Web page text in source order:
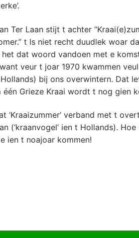
Ter Laan stijt t achter
t Is niet recht duudlek woar
dat woord vandoen met e
veur t joar 1970 kwammen
Hollands) bij ons overwintern. Dat
één Grieze Kraai wordt t nog gien
‘Kraaizummer’ verband met t
(‘kraanvogel’ ien t Hollands).
ien t noajoar kommen!